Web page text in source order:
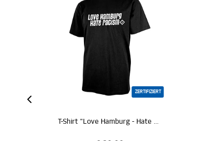
ZERTIFIZIERT
T-Shirt "Love Hamburg - Hate Racism"